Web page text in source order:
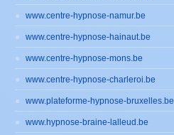
www.centre-hypnose-namur.be
www.centre-hypnose-hainaut.be
www.centre-hypnose-mons.be
www.centre-hypnose-charleroi.be
www.plateforme-hypnose-bruxelles.be
www.hypnose-braine-lalleud.be